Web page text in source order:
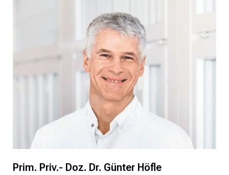
Prim. Priv.- Doz. Dr. Günter Höfle